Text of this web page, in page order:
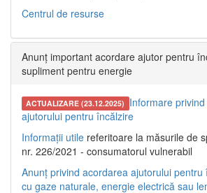
Centrul de resurse
Anunț important acordare ajutor pentru
supliment pentru energie
ACTUALIZARE (23.12.2025) Informare
ajutorului pentru încălzire
Informații utile referitoare la măsurile de
nr. 226/2021 - consumatorul vulnerabil
Anunț privind acordarea ajutorului pentru
cu gaze naturale, energie electrică sau